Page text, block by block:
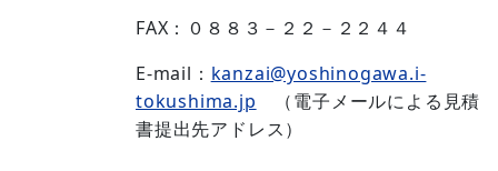
FAX：０８８３－２２－２２４４
E-mail： kanzai@yoshinogawa.i-
tokushima.jp （電子メールによる見積
書提出先アドレス）